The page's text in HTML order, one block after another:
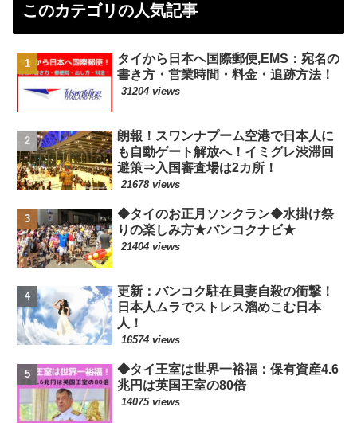
このカテゴリの人気記事
タイから日本へ国際郵便,EMS：宛名の
書き方・営業時間・料金・追跡方法！
31204 views
朗報！スワンナプーム空港で日本人に
も自動ゲート解放へ！イミグレ渋滞回
避策⇒入国審査場は2カ所！
21678 views
◆タイのお正月ソンクラン◆水掛け祭
りの楽しみ方★バンコクナビ★
21404 views
更新：バンコク駐在員妻自殺の衝撃！
日本人ムラでストレス溜めこむ日本
人！
16574 views
◆タイ王室は世界一裕福：保有資産4.6
兆円は英国王室の80倍
14075 views